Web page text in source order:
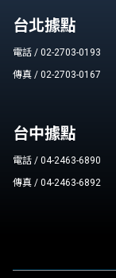
台北據點
電話 / 02-2703-0193
傳真 / 02-2703-0167
台中據點
電話 / 04-2463-6890
傳真 / 04-2463-6892